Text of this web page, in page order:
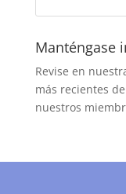
Manténgase
Revise en
más recientes
nuestros